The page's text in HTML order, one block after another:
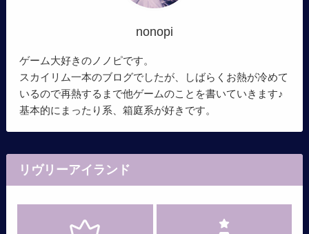
nonopi
ゲーム大好きのノノピです。
スカイリム一本のブログでしたが、しばらくお熱が冷めて
いるので再熱するまで他ゲームのことを書いていきます♪
基本的にまったり系、箱庭系が好きです。
リヴリーアイランド